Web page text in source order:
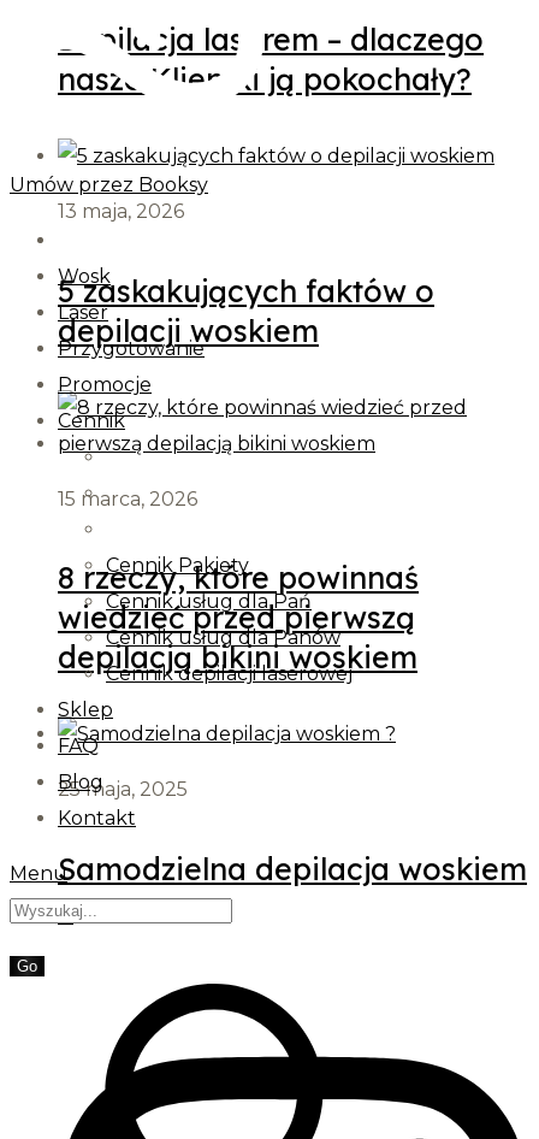
Umów przez Booksy
Wosk
Laser
Przygotowanie
Promocje
Cennik
Cennik Pakiety
Cennik usług dla Pań
Cennik usług dla Panów
Cennik depilacji laserowej
Sklep
FAQ
Blog
Kontakt
Menu
Depilacja laserem – dlaczego
nasze Klientki ją pokochały?
13 maja, 2026
5 zaskakujących faktów o
depilacji woskiem
15 marca, 2026
8 rzeczy, które powinnaś
wiedzieć przed pierwszą
depilacją bikini woskiem
25 maja, 2025
Samodzielna depilacja woskiem
?